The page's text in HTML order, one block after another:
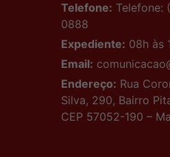
Telefone: Telefone:
0888
Expediente: 08h às
Email:
Endereço: Rua
Silva, 290, Bairro
CEP 57052-190 –